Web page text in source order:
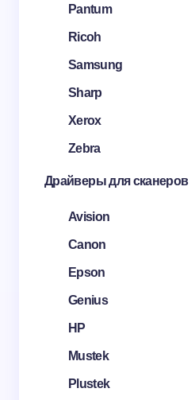
Pantum
Ricoh
Samsung
Sharp
Xerox
Zebra
Драйверы для сканеров
Avision
Canon
Epson
Genius
HP
Mustek
Plustek